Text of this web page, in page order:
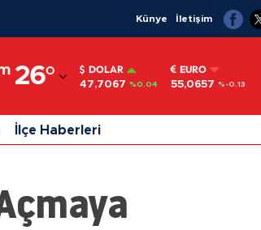
Künye İletişim
26° DOLAR
47,7067 %0.04
EURO
55,0657 %-0.13
İlçe Haberleri